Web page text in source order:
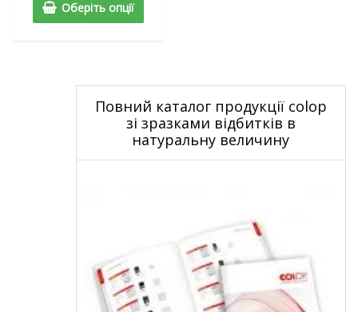
Оберіть опції
Повний каталог продукції colop
зі зразками відбитків в
натуральну величину